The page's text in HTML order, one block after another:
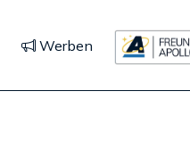
Werben